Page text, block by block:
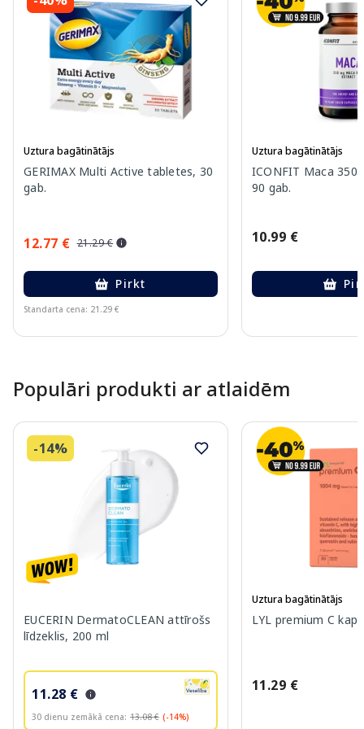
Uztura bagātinātājs
GERIMAX Multi Active tabletes, 30
gab.
12.77 € 21.29 €
Pirkt
Standarta cena: 21.29 €
Uztura bagātinātājs
ICONFIT Maca 350
90 gab.
10.99 €
Populāri produkti ar atlaidēm
-14%
EUCERIN DermatoCLEAN attīrošs
līdzeklis, 200 ml
11.28 €
30 dienu zemākā cena: 13.08 € (-14%)
Uztura bagātinātājs
LYL premium C
11.29 €